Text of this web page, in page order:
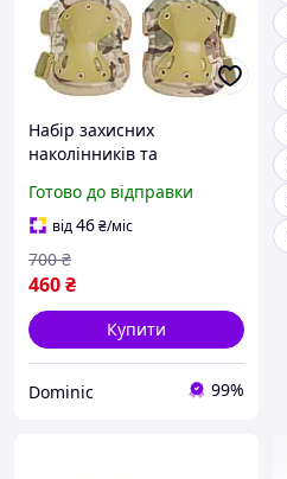
Набір захисних
наколінників та
комплект військових
щитків на коліна та лікті/
Мультикам
Готово до відправки
від46₴/міс
460₴
700 ₴
Купити
Dominic 99%